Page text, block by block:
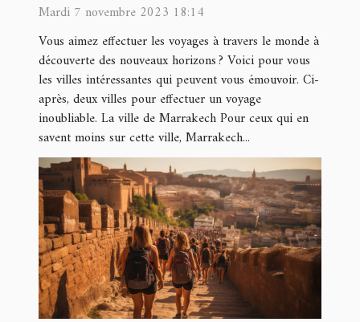
Mardi 7 novembre 2023 18:14
Vous aimez effectuer les voyages à travers le monde à
découverte des nouveaux horizons ? Voici pour vous
les villes intéressantes qui peuvent vous émouvoir. Ci-
après, deux villes pour effectuer un voyage
inoubliable. La ville de Marrakech Pour ceux qui en
savent moins sur cette ville, Marrakech...